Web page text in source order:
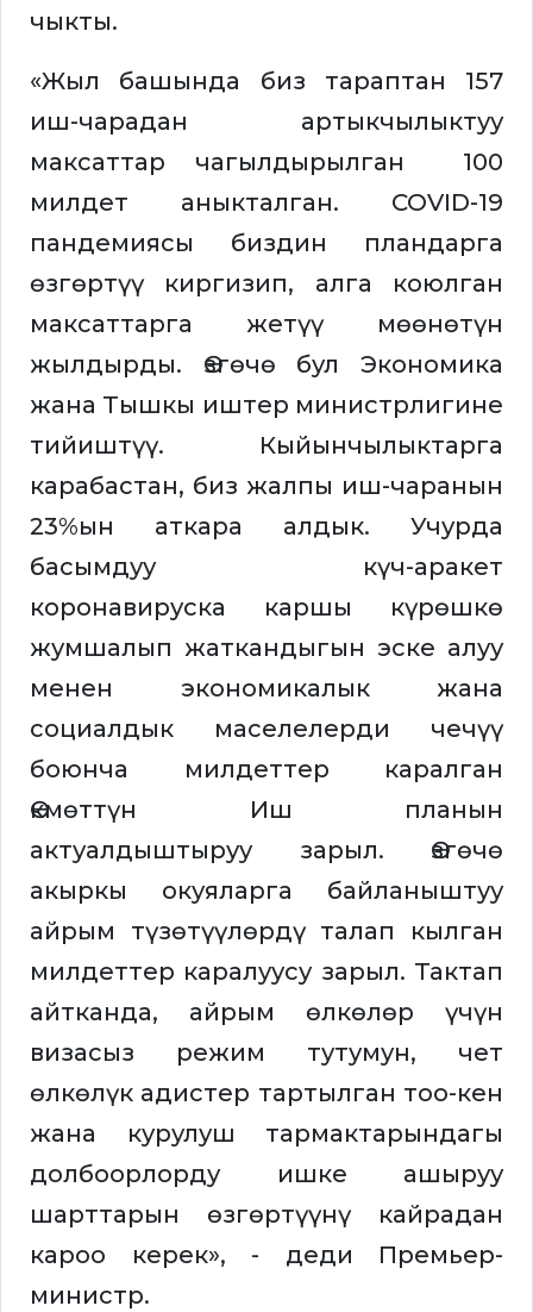
чыкты.
«Жыл башында биз тараптан 157
иш-чарадан артыкчылыктуу
максаттар чагылдырылган 100
милдет аныкталган. COVID-19
пандемиясы биздин пландарга
өзгөртүү киргизип, алга коюлган
максаттарга жетүү мөөнөтүн
жылдырды. Өзгөчө бул Экономика
жана Тышкы иштер министрлигине
тийиштүү. Кыйынчылыктарга
карабастан, биз жалпы иш-чаранын
23%ын аткара алдык. Учурда
басымдуу күч-аракет
коронавируска каршы күрөшкө
жумшалып жаткандыгын эске алуу
менен экономикалык жана
социалдык маселелерди чечүү
боюнча милдеттер каралган
Өкмөттүн Иш планын
актуалдыштыруу зарыл. Өзгөчө
акыркы окуяларга байланыштуу
айрым түзөтүүлөрдү талап кылган
милдеттер каралуусу зарыл. Тактап
айтканда, айрым өлкөлөр үчүн
визасыз режим тутумун, чет
өлкөлүк адистер тартылган тоо-кен
жана курулуш тармактарындагы
долбоорлорду ишке ашыруу
шарттарын өзгөртүүнү кайрадан
кароо керек», - деди Премьер-
министр.